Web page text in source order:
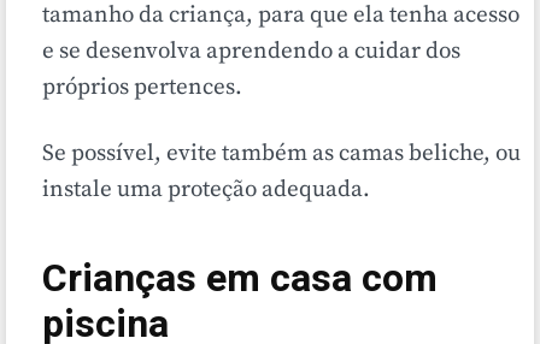
tamanho da criança, para que ela tenha acesso
e se desenvolva aprendendo a cuidar dos
próprios pertences.
Se possível, evite também as camas beliche, ou
instale uma proteção adequada.
Crianças em casa com
piscina